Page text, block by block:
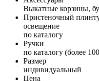
Выкатные корзины,
Пристеночный
освещение
по каталогу
Ручки
по каталогу (более
Размер
индивидуальный
Цена